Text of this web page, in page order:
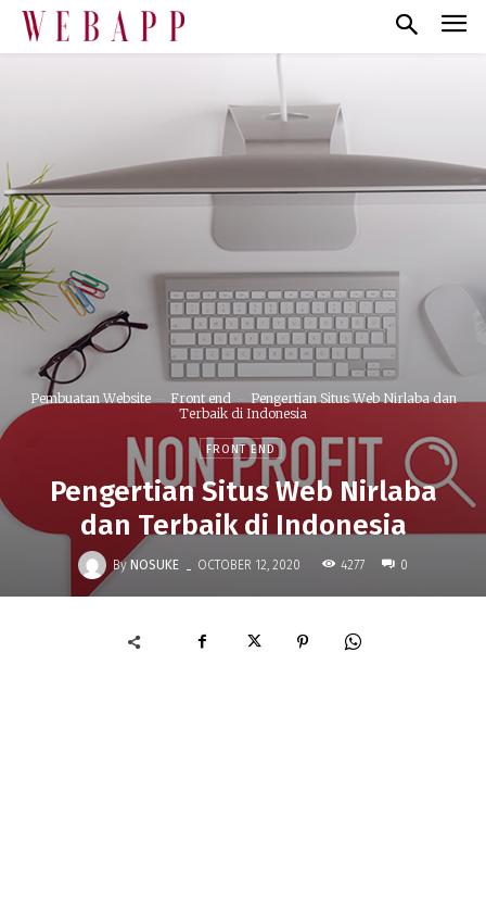
Pembuatan Website Front end
Pengertian Situs Web Nirlaba dan
Terbaik di Indonesia
FRONT END
Pengertian Situs Web Nirlaba
dan Terbaik di Indonesia
By NOSUKE - OCTOBER 12, 2020 4277 0